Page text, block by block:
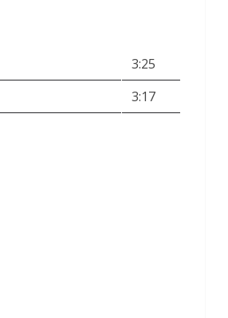
3:25
3:17